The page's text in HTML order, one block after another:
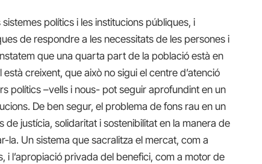
polítics i les institucions públiques, i
de respondre a les necessitats de les persones i
que una quarta part de la població està en
creixent, que això no sigui el centre d’atenció
polítics –vells i nous- pot seguir aprofundint en un
De ben segur, el problema de fons rau en un
justícia, solidaritat i sostenibilitat en la manera de
la. Un sistema que sacralitza el mercat, com a
i l’apropiació privada del benefici, com a motor de